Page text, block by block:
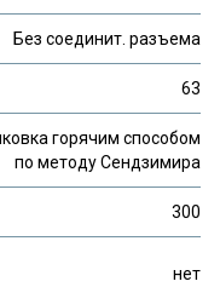
Без соединит. разъема
63
горячим способом
по методу Сендзимира
300
нет